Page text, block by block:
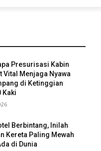
Presurisasi Kabin
Vital Menjaga Nyawa
di Ketinggian
Kaki
Berbintang, Inilah
Kereta Paling Mewah
di Dunia